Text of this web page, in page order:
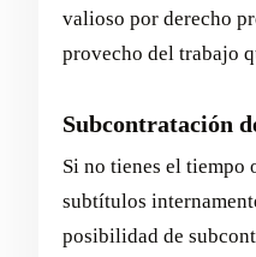
valioso por derecho
provecho del trabajo
Subcontratación
Si no tienes el tiempo
subtítulos
posibilidad de